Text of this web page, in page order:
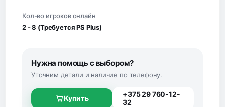
Кол-во игроков онлайн
2 - 8 (Требуется PS Plus)
Нужна помощь с выбором?
Уточним детали и наличие по телефону.
Купить
+375 29 760-12-
32